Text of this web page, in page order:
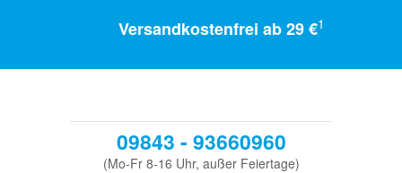
Versandkostenfrei ab 29 €1
09843 - 93660960
(Mo-Fr 8-16 Uhr, außer Feiertage)